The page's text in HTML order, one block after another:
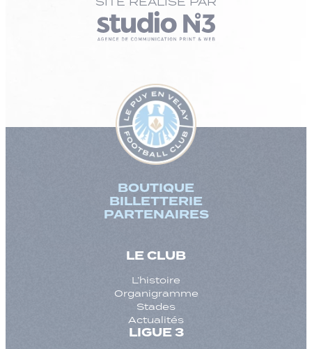
BOUTIQUE
BILLETTERIE
PARTENAIRES
LE CLUB
L’histoire
Organigramme
Stades
Actualités
LIGUE 3